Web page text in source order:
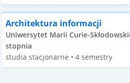
Architektura informacji
Uniwersytet Marii Curie-
stopnia
studia stacjonarne • 4 semestry